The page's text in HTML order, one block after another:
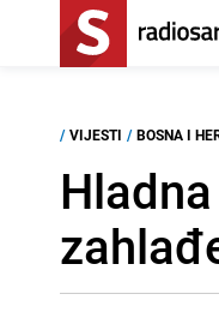
/ VIJESTI / BOSNA I